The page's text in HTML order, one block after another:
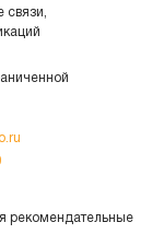
рекомендательные